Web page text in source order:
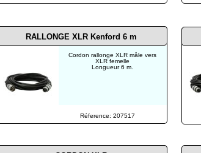
Réference: 207517
RALLONGE XLR Kenford 6 m
Cordon rallonge XLR mâle vers
XLR femelle
Longueur 6 m.